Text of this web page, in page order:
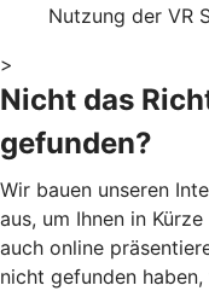
Nutzung der VR
>
Nicht das
gefunden?
Wir bauen unseren
aus, um Ihnen in
auch online
nicht gefunden